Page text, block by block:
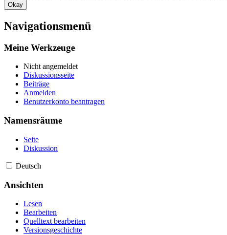
Okay
Navigationsmenü
Meine Werkzeuge
Nicht angemeldet
Diskussionsseite
Beiträge
Anmelden
Benutzerkonto beantragen
Namensräume
Seite
Diskussion
Deutsch
Ansichten
Lesen
Bearbeiten
Quelltext bearbeiten
Versionsgeschichte